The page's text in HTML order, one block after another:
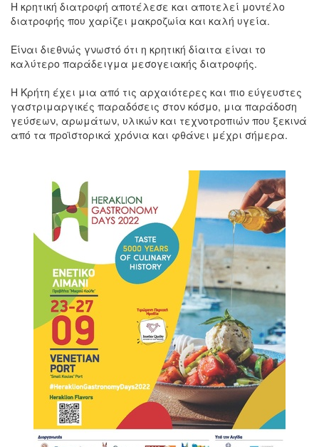
H κρητική διατροφή αποτέλεσε και αποτελεί μοντέλο
διατροφής που χαρίζει μακροζωία και καλή υγεία.
Είναι διεθνώς γνωστό ότι η κρητική δίαιτα είναι το
καλύτερο παράδειγμα μεσογειακής διατροφής.
Η Κρήτη έχει μια από τις αρχαιότερες και πιο εύγευστες
γαστριμαργικές παραδόσεις στον κόσμο, μια παράδοση
γεύσεων, αρωμάτων, υλικών και τεχνοτροπιών που ξεκινά
από τα προϊστορικά χρόνια και φθάνει μέχρι σήμερα.